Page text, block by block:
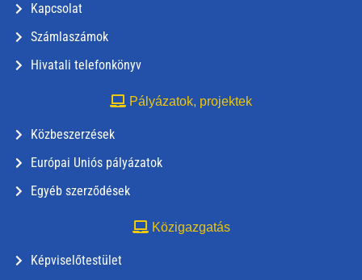
Kapcsolat
Számlaszámok
Hivatali telefonkönyv
Pályázatok, projektek
Közbeszerzések
Európai Uniós pályázatok
Egyéb szerződések
Közigazgatás
Képviselőtestület